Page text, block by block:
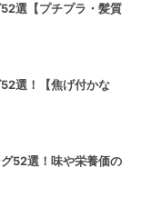
選【プチプラ・髪質
選！【焦げ付かな
52選！味や栄養価の